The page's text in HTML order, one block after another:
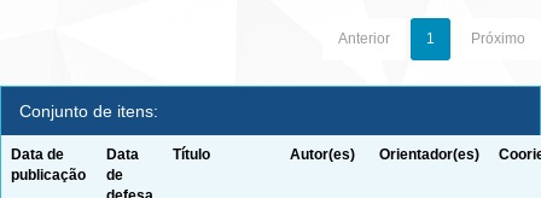
Anterior 1 Próximo
Conjunto de itens:
Data de
publicação
Data
de
Título Autor(es) Orientador(es)